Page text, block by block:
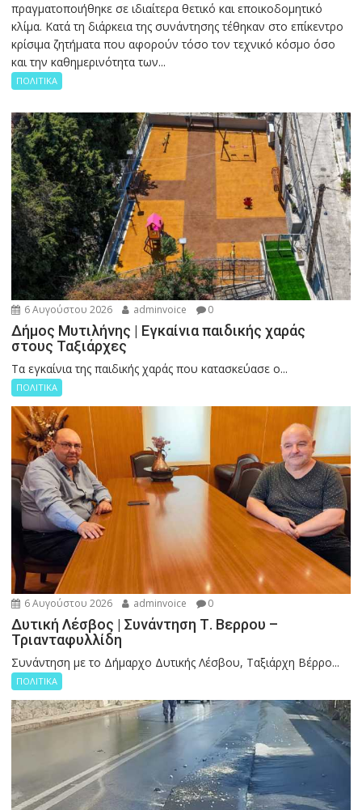
πραγματοποιήθηκε σε ιδιαίτερα θετικό και εποικοδομητικό
κλίμα. Κατά τη διάρκεια της συνάντησης τέθηκαν στο επίκεντρο
κρίσιμα ζητήματα που αφορούν τόσο τον τεχνικό κόσμο όσο
και την καθημερινότητα των...
ΠΟΛΙΤΙΚΑ
6 Αυγούστου 2026 adminvoice 0
Δήμος Μυτιλήνης | Εγκαίνια παιδικής χαράς
στους Ταξιάρχες
Tα εγκαίνια της παιδικής χαράς που κατασκεύασε ο...
ΠΟΛΙΤΙΚΑ
6 Αυγούστου 2026 adminvoice 0
Δυτική Λέσβος | Συνάντηση Τ. Βερρου –
Τριανταφυλλίδη
Συνάντηση με το Δήμαρχο Δυτικής Λέσβου, Ταξιάρχη Βέρρο...
ΠΟΛΙΤΙΚΑ